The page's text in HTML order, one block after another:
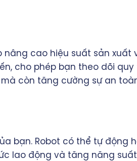
nâng cao hiệu suất sản xuất
cho phép bạn theo dõi quy
còn tăng cường sự an
bạn. Robot có thể tự động
lao động và tăng năng